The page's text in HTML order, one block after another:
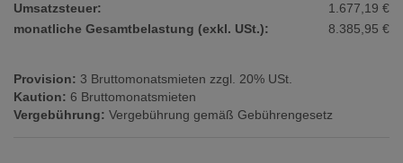
Umsatzsteuer:
1.677,19 €
monatliche Gesamtbelastung (exkl. USt.):
8.385,95 €
Provision: 3 Bruttomonatsmieten zzgl. 20% USt.
Kaution: 6 Bruttomonatsmieten
Vergebührung: Vergebührung gemäß Gebührengesetz